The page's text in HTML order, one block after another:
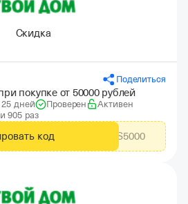
Скидка
Поделиться
покупке от 50000 рублей
дней Проверен
Активен
905 раз
код CITYADS5000